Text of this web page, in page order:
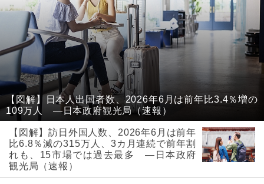
【図解】日本人出国者数、2026年6月は前年比3.4％増の
109万人 ―日本政府観光局（速報）
【図解】訪日外国人数、2026年6月は前年
比6.8％減の315万人、3カ月連続で前年割
れも、15市場では過去最多 ―日本政府
観光局（速報）